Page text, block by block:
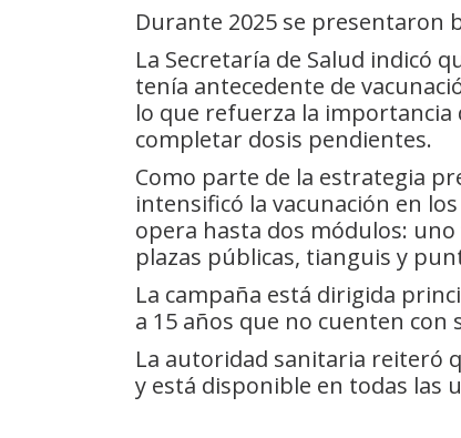
Durante 2025 se presentaron
La Secretaría de Salud indicó
tenía antecedente de
lo que refuerza la importancia
completar dosis pendientes.
Como parte de la estrategia
intensificó la vacunación en
opera hasta dos módulos:
plazas públicas, tianguis y
La campaña está dirigida
a 15 años que no cuenten
La autoridad sanitaria reiteró
y está disponible en todas las